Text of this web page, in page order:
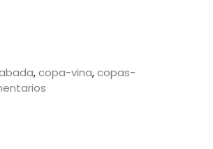
copa-vina copas-